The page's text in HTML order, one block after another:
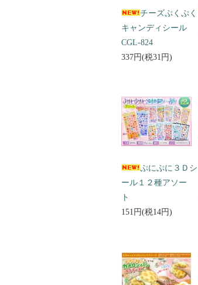
チーズぷくぷく
キャンディシール
CGL-824
337円(税31円)
ぷにぷに３Ｄシ
ール１２種アソー
ト
151円(税14円)